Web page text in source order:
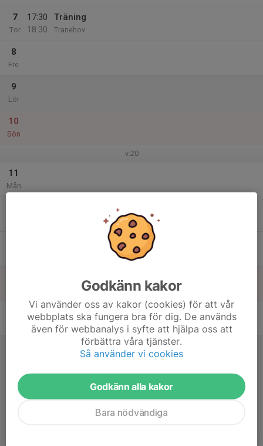
7
Tor
17:30
18:30
Träning
Tranehov
8
Fre
9
Lör
10
Sön
v.20
11
Mån
Tranehov
Match mot Högvads BK Gul
Pojkar Div 15, Sam 2 Gr 37 - Kinna IF Blå (1/3)
Kinna
Match mot Högvads BK Blå
Godkänn kakor
Vi använder oss av kakor (cookies) för att vår
webbplats ska fungera bra för dig. De används
även för webbanalys i syfte att hjälpa oss att
förbättra våra tjänster.
Så använder vi cookies
Godkänn alla kakor
Bara nödvändiga